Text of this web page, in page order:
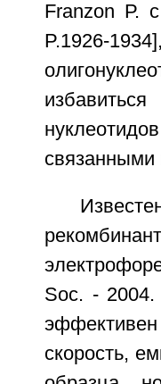
Franzon Р.
P.1926-
Soc. -
скорость,